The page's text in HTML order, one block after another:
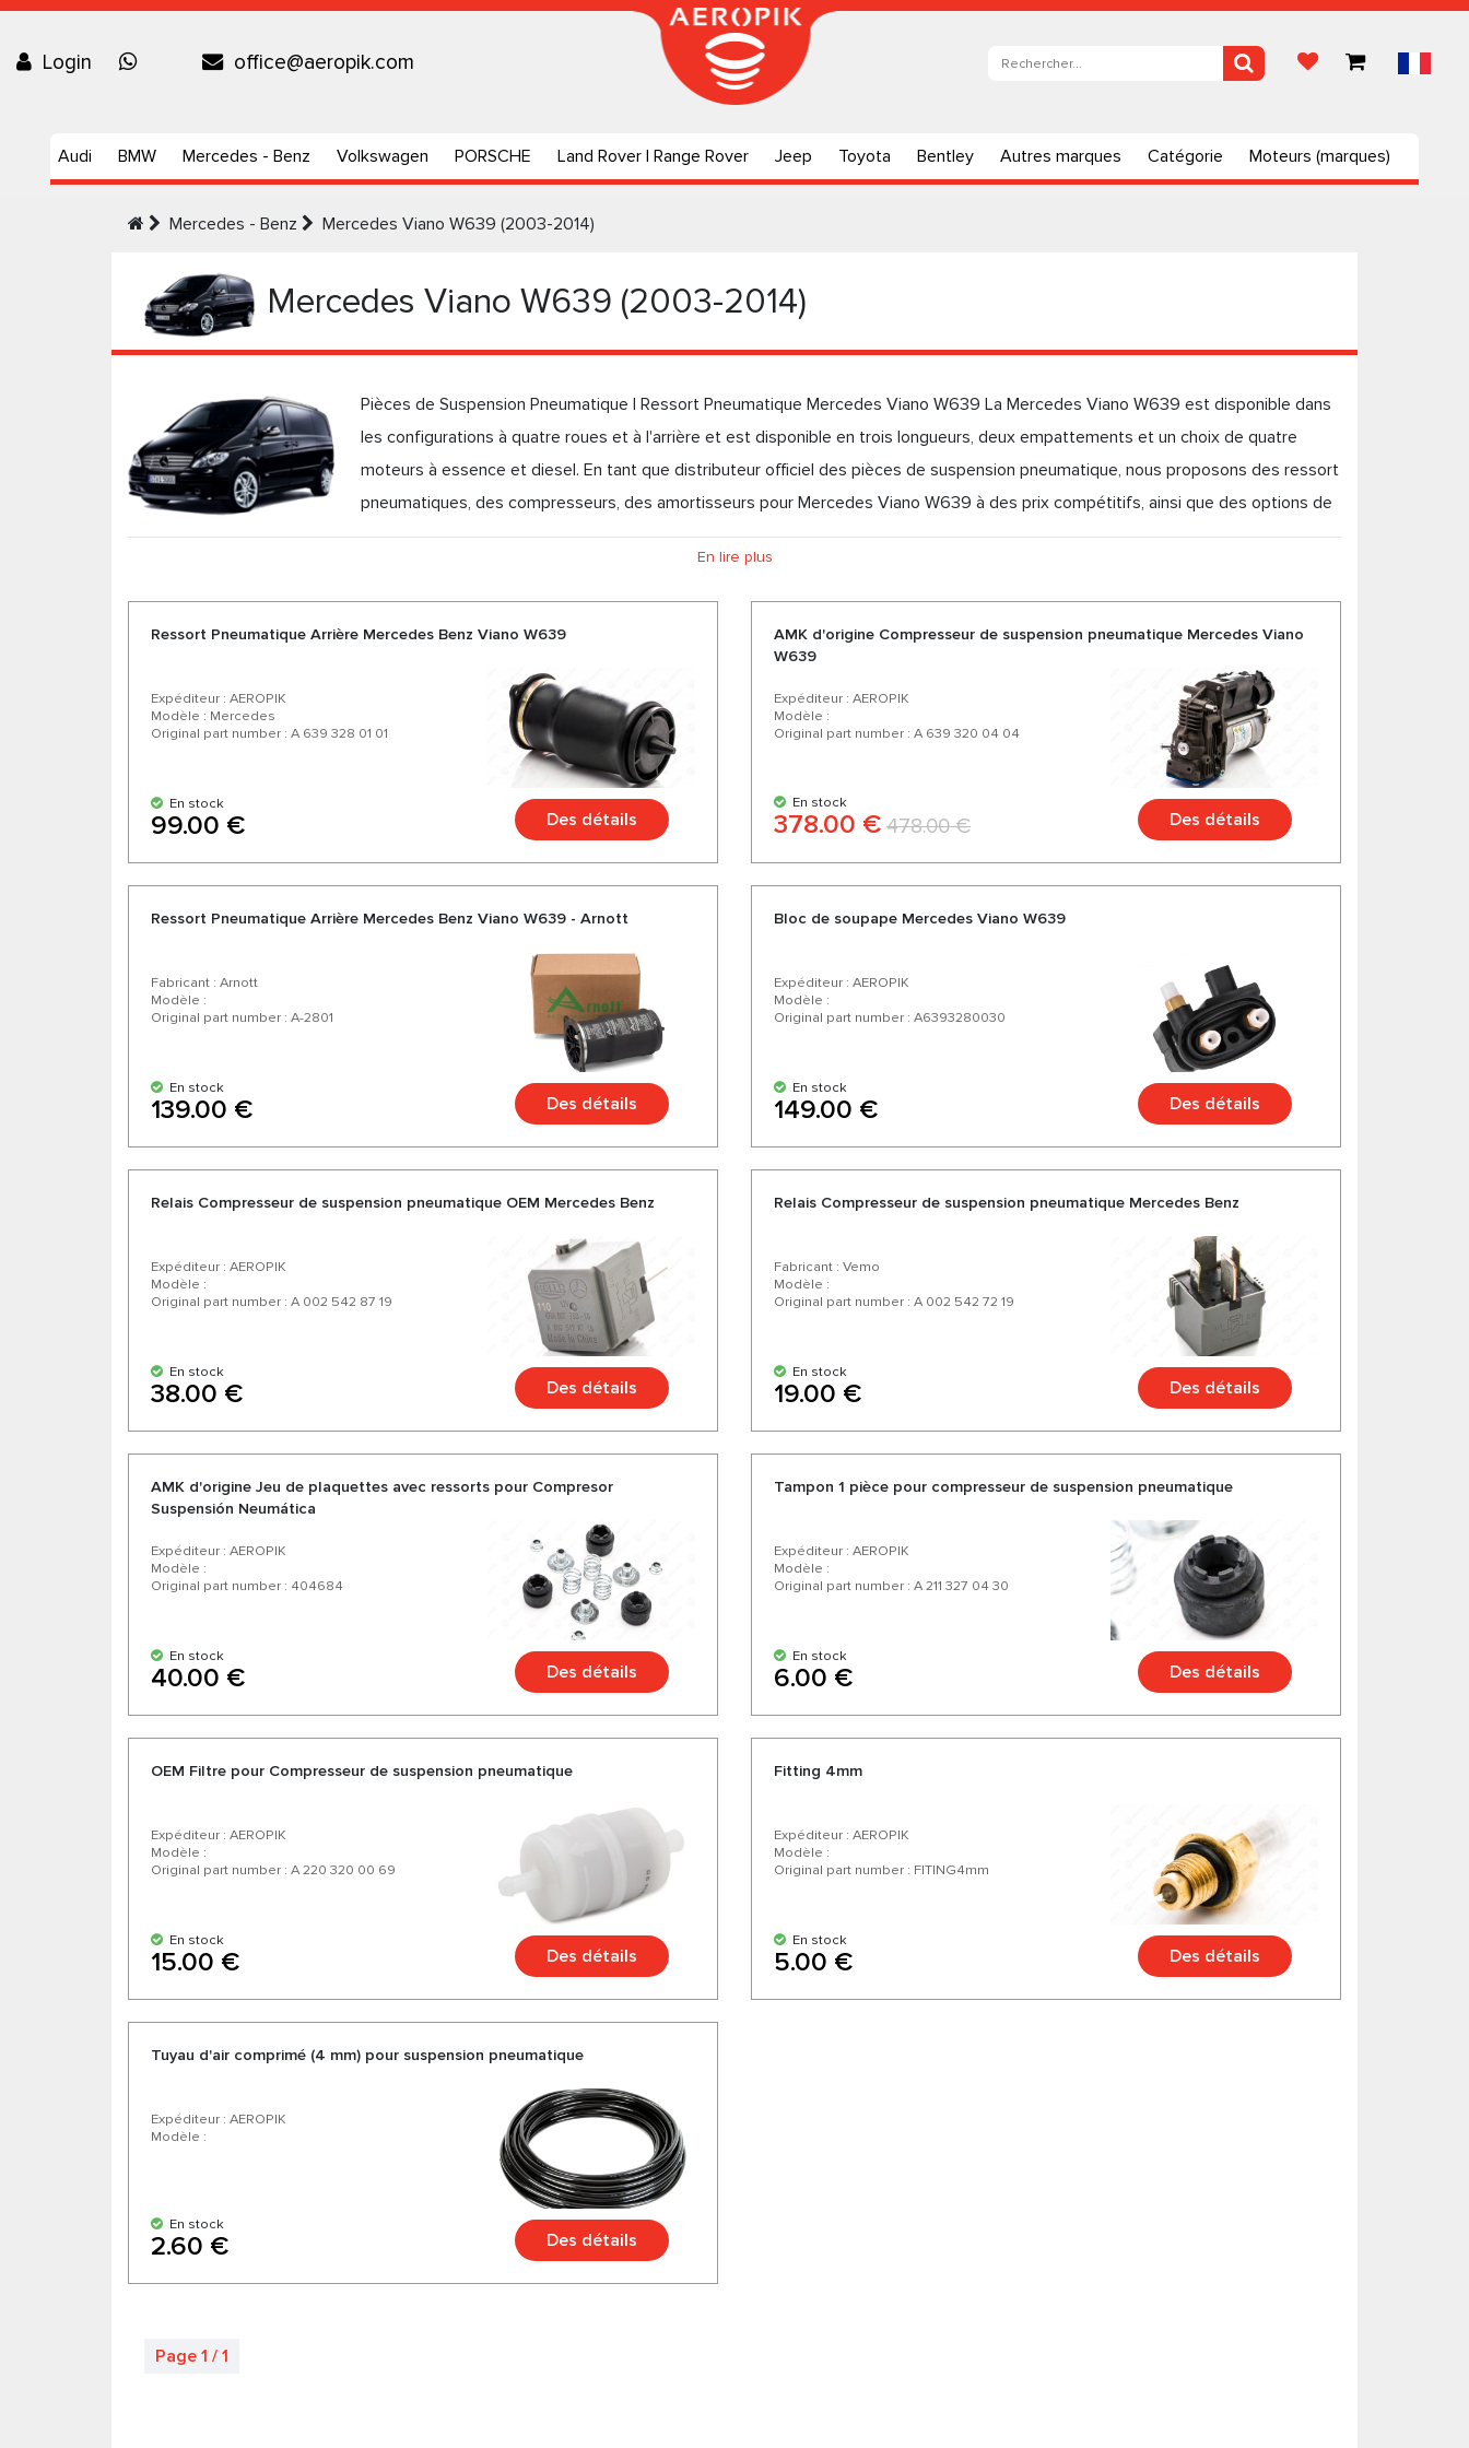
Login office@aeropik.com
Audi BMW Mercedes - Benz Volkswagen PORSCHE Land Rover | Range Rover Jeep Toyota Bentley Autres marques Catégorie Moteurs (marques)
Mercedes - Benz Mercedes Viano W639 (2003-2014)
Mercedes Viano W639 (2003-2014)
Pièces de Suspension Pneumatique | Ressort Pneumatique Mercedes Viano W639 La Mercedes Viano W639 est disponible dans
les configurations à quatre roues et à l'arrière et est disponible en trois longueurs, deux empattements et un choix de quatre
moteurs à essence et diesel. En tant que distributeur officiel des pièces de suspension pneumatique, nous proposons des ressort
pneumatiques, des compresseurs, des amortisseurs pour Mercedes Viano W639 à des prix compétitifs, ainsi que des options de
livraison express. En nous choisissant, vous choisissez des pièces de qualité pour votre Mercedes Viano W639 de fabricants Allemands et Américains de
confiance. Profitez d'un excellent rapport qualité-prix, d'un assortiment riche et d'une variété de plus de 200 produits pour votre voiture.
En lire plus
Ressort Pneumatique Arrière Mercedes Benz Viano W639
Expéditeur : AEROPIK
Modèle : Mercedes
Original part number : A 639 328 01 01
En stock
99.00 € Des détails
AMK d'origine Compresseur de suspension pneumatique Mercedes Viano
W639
Expéditeur : AEROPIK
Modèle :
Original part number : A 639 320 04 04
En stock
378.00 € 478.00 € Des détails
Ressort Pneumatique Arrière Mercedes Benz Viano W639 - Arnott
Fabricant : Arnott
Modèle :
Original part number : A-2801
En stock
139.00 € Des détails
Bloc de soupape Mercedes Viano W639
Expéditeur : AEROPIK
Modèle :
Original part number : A6393280030
En stock
149.00 € Des détails
Relais Compresseur de suspension pneumatique OEM Mercedes Benz
Expéditeur : AEROPIK
Modèle :
Original part number : A 002 542 87 19
En stock
38.00 € Des détails
Relais Compresseur de suspension pneumatique Mercedes Benz
Fabricant : Vemo
Modèle :
Original part number : A 002 542 72 19
En stock
19.00 € Des détails
AMK d'origine Jeu de plaquettes avec ressorts pour Compresor
Suspensión Neumática
Expéditeur : AEROPIK
Modèle :
Original part number : 404684
En stock
40.00 € Des détails
Tampon 1 pièce pour compresseur de suspension pneumatique
Expéditeur : AEROPIK
Modèle :
Original part number : A 211 327 04 30
En stock
6.00 € Des détails
OEM Filtre pour Compresseur de suspension pneumatique
Expéditeur : AEROPIK
Modèle :
Original part number : A 220 320 00 69
En stock
15.00 € Des détails
Fitting 4mm
Expéditeur : AEROPIK
Modèle :
Original part number : FITING4mm
En stock
5.00 € Des détails
Tuyau d'air comprimé (4 mm) pour suspension pneumatique
Expéditeur : AEROPIK
Modèle :
En stock
2.60 € Des détails
Page 1 / 1